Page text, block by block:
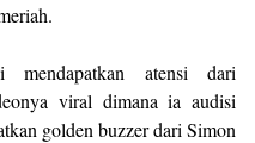
atensi dari
viral dimana ia audisi
golden buzzer dari Simon